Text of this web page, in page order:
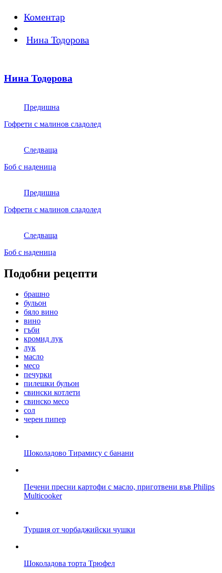
Коментар
Нина Тодорова
Нина Тодорова
Предишна
Гофрети с малинов сладолед
Следваща
Боб с наденица
Предишна
Гофрети с малинов сладолед
Следваща
Боб с наденица
Подобни рецепти
брашно
бульон
бяло вино
вино
гъби
кромид лук
лук
масло
месо
печурки
пилешки бульон
свински котлети
свинско месо
сол
черен пипер
Шоколадово Tирамису с банани
Печени пресни картофи с масло, приготвени във Philips
Multicooker
Туршия от чорбаджийски чушки
Шоколадова торта Трюфел